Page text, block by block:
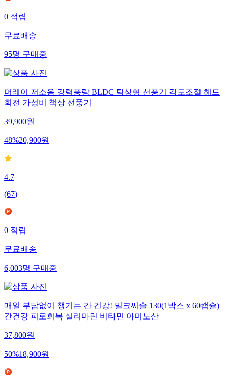
0적립
무료배송
95명구매중
머레이 저소음 강력풍량 BLDC 탁상형 선풍기 각도조절 헤드
회전 가성비 책상 선풍기
39,900원
48%20,900원
4.7
(67)
0적립
무료배송
6,003명구매중
매일 부담없이 챙기는 간 건강! 밀크씨슬 130(1박스 x 60캡슐)
간건강 피로회복 실리마린 비타민 아미노산
37,800원
50%18,900원